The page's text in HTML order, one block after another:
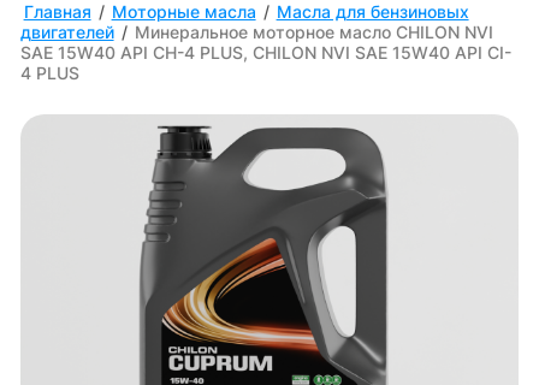
Главная / Моторные масла / Масла для бензиновых
двигателей / Минеральное моторное масло CHILON NVI
SAE 15W40 API CH-4 PLUS, CHILON NVI SAE 15W40 API CI-
4 PLUS